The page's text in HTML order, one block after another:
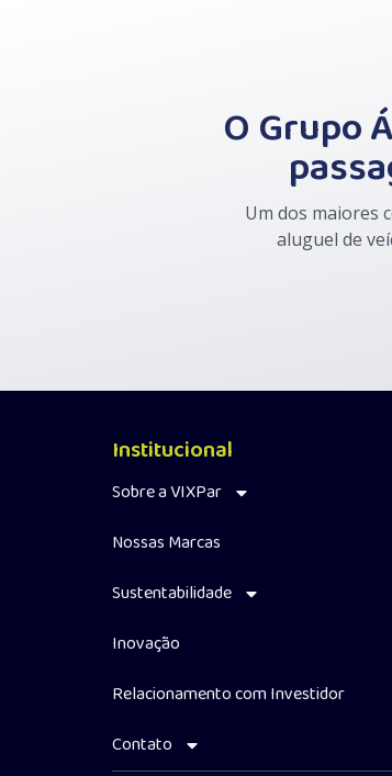
O Grupo
Um dos maiores
aluguel de
Institucional
Sobre a VIXPar
Nossas Marcas
Sustentabilidade
Inovação
Relacionamento com Investidor
Contato